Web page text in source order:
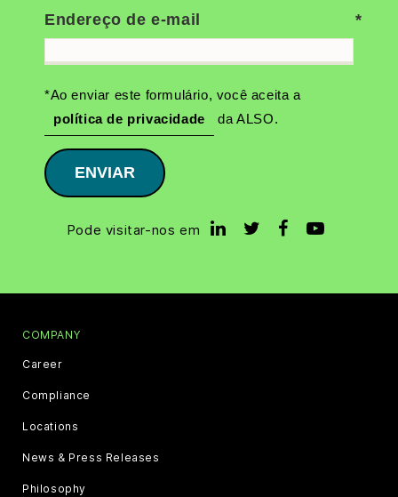
Endereço de e-mail
*Ao enviar este formulário, você aceita a
política de privacidade
da ALSO.
ENVIAR
Pode visitar-nos em
COMPANY
Career
Compliance
Locations
News & Press Releases
Philosophy